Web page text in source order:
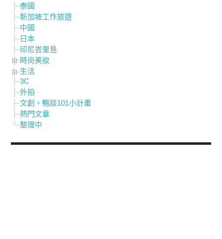
泰國
新加坡工作旅遊
中國
日本
印尼峇里島
時尚美妝
生活
3C
外拍
文創。暢談101小計畫
熱門文章
整理中